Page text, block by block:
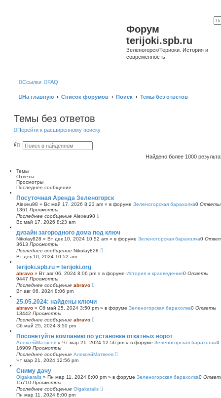
Форум
terijoki.spb.ru
Зеленогорск/Териоки. История и
современность.
Ссылки FAQ
На главную Список форумов Поиск Темы без ответов
Темы без ответов
Перейти к расширенному поиску
П Р
р
е
н
н
ы
й
п
о
и
к
Найдено более 1000
Темы
Ответы
Просмотры
Последнее сообщение
Посуточная Аренда Зеленогорск
Alexeu98 » Вс май 17, 2026 8:23 am » в форуме Зеленогорская барахолка0 Ответы
1361 Просмотры
Последнее сообщение Alexeu98
Вс май 17, 2026 8:23 am
дизайн загородного дома под ключ
Nikolay828 » Вт дек 10, 2024 10:52 am » в форуме Зеленогорская барахолка0
3613 Просмотры
Последнее сообщение Nikolay828
Вт дек 10, 2024 10:52 am
terijoki.spb.ru = terijoki.org
abravo » Вт авг 06, 2024 8:06 pm » в форуме История и краеведение0 Ответы
9447 Просмотры
Последнее сообщение abravo
Вт авг 06, 2024 8:06 pm
25.05.2024: найдены ключи
abravo » Сб май 25, 2024 3:50 pm » в форуме Зеленогорская барахолка0 Ответы
13442 Просмотры
Последнее сообщение abravo
Сб май 25, 2024 3:50 pm
Посоветуйте компанию по установке откатных ворот
АлексейМатвеев » Чт мар 21, 2024 12:56 pm » в форуме Зеленогорская барахолка0
16909 Просмотры
Последнее сообщение АлексейМатвеев
Чт мар 21, 2024 12:56 pm
Сниму дачу
Olgakaralis » Пн мар 11, 2024 8:00 pm » в форуме Зеленогорская барахолка0
15710 Просмотры
Последнее сообщение Olgakaralis
Пн мар 11, 2024 8:00 pm